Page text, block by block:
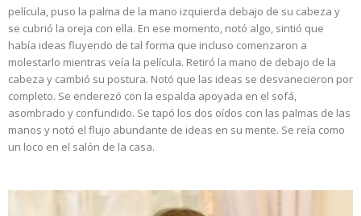
película, puso la palma de la mano izquierda debajo de su cabeza y
se cubrió la oreja con ella. En ese momento, notó algo, sintió que
había ideas fluyendo de tal forma que incluso comenzaron a
molestarlo mientras veía la película. Retiró la mano de debajo de la
cabeza y cambió su postura. Notó que las ideas se desvanecieron por
completo. Se enderezó con la espalda apoyada en el sofá,
asombrado y confundido. Se tapó los dos oídos con las palmas de las
manos y notó el flujo abundante de ideas en su mente. Se reía como
un loco en el salón de la casa.